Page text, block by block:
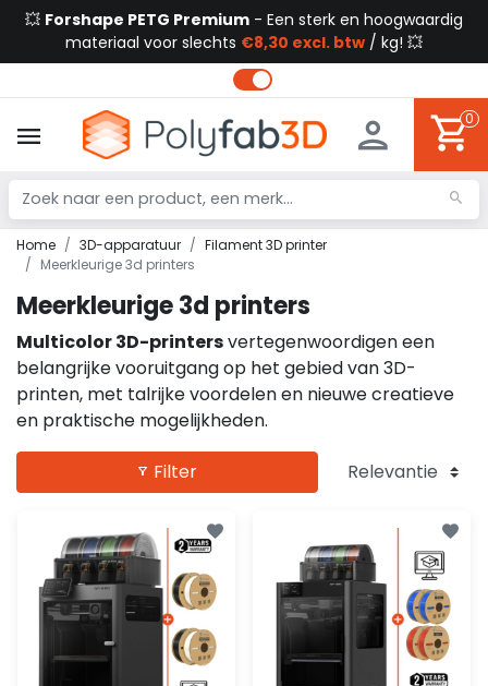
💥 Forshape PETG Premium - Een sterk en hoogwaardig
materiaal voor slechts €8,30 excl. btw / kg! 💥
0
Home 3D-apparatuur
Filament 3D printer
Meerkleurige 3d printers
Meerkleurige 3d printers
Multicolor 3D-printersvertegenwoordigen een
belangrijke vooruitgang op het gebied van 3D-
printen, met talrijke voordelen en nieuwe creatieve
en praktische mogelijkheden.
Filter